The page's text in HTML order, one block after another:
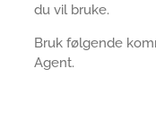
du vil bruke.
Bruk følgende
Agent.